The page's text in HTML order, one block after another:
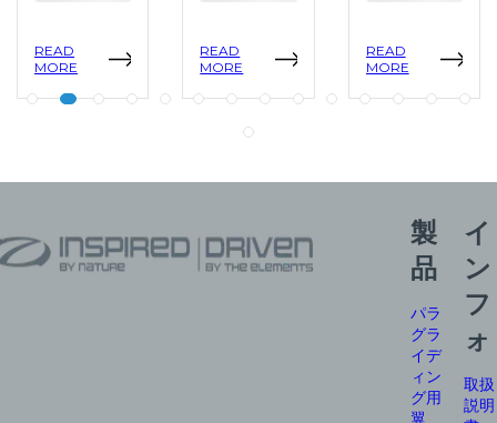
READ
MORE
READ
MORE
READ
MORE
製
品
パラ
グラ
イデ
ィン
グ用
翼
イ
ン
フ
ォ
取扱
説明